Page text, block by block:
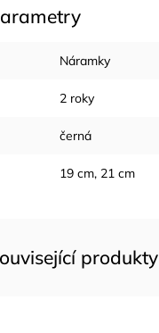
Náramky
2 roky
černá
19 cm, 21 cm
produkty